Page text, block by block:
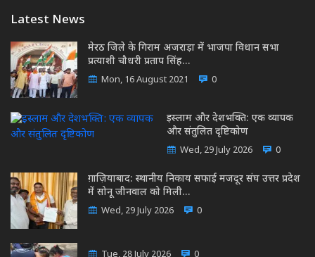
Latest News
मेरठ जिले के गिराम अजराड़ा में भाजपा विधान सभा
प्रत्याशी चौधरी प्रताप सिंह…
Mon, 16 August 2021 0
इस्लाम और देशभक्ति: एक व्यापक
और संतुलित दृष्टिकोण
Wed, 29 July 2026 0
ग़ाज़ियाबाद: स्थानीय निकाय सफाई मजदूर संघ उत्तर प्रदेश
में सोनू जीनवाल को मिली…
Wed, 29 July 2026 0
Tue, 28 July 2026 0